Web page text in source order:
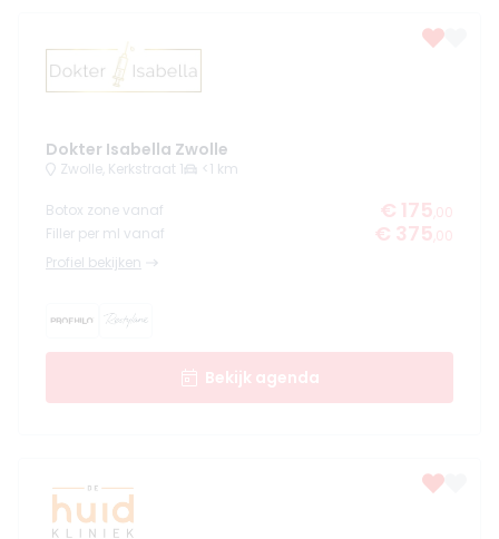
Dokter Isabella Zwolle
Zwolle, Kerkstraat 1 <1 km
Botox zone vanaf € 175 ,00
Filler per ml vanaf
€ 375 ,00
Profiel bekijken
Bekijk agenda